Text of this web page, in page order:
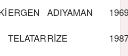
ERGEN ADIYAMAN
TELATARRİZE